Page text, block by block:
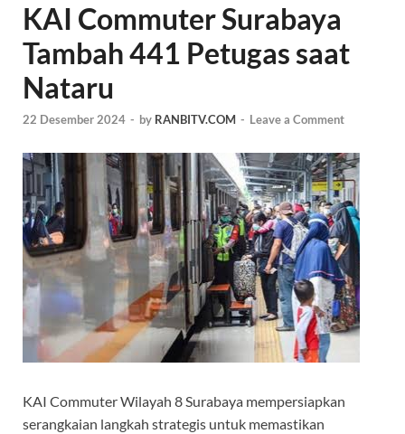
KAI Commuter Surabaya
Tambah 441 Petugas saat
Nataru
22 Desember 2024 - by RANBITV.COM - Leave a Comment
KAI Commuter Wilayah 8 Surabaya mempersiapkan
serangkaian langkah strategis untuk memastikan